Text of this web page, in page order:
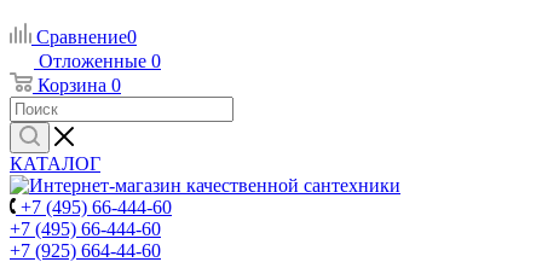
Сравнение0
Отложенные 0
Корзина 0
КАТАЛОГ
+7 (495) 66-444-60
+7 (495) 66-444-60
+7 (925) 664-44-60